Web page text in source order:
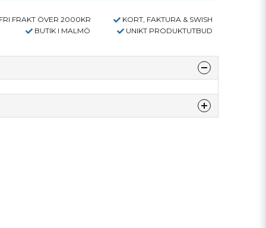
FRI FRAKT ÖVER 2000KR
KORT, FAKTURA & SWISH
BUTIK I MALMÖ UNIKT PRODUKTUTBUD